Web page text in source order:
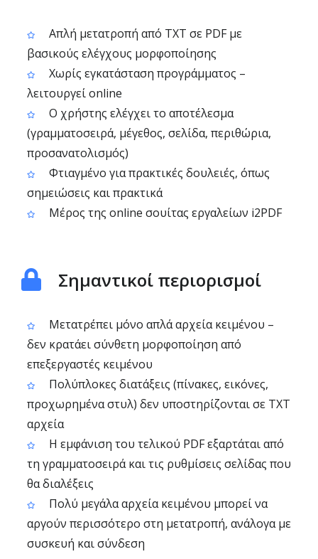
Απλή μετατροπή από TXT σε PDF με
βασικούς ελέγχους μορφοποίησης
Χωρίς εγκατάσταση προγράμματος –
λειτουργεί online
Ο χρήστης ελέγχει το αποτέλεσμα
(γραμματοσειρά, μέγεθος, σελίδα, περιθώρια,
προσανατολισμός)
Φτιαγμένο για πρακτικές δουλειές, όπως
σημειώσεις και πρακτικά
Μέρος της online σουίτας εργαλείων i2PDF
Σημαντικοί περιορισμοί
Μετατρέπει μόνο απλά αρχεία κειμένου –
δεν κρατάει σύνθετη μορφοποίηση από
επεξεργαστές κειμένου
Πολύπλοκες διατάξεις (πίνακες, εικόνες,
προχωρημένα στυλ) δεν υποστηρίζονται σε TXT
αρχεία
Η εμφάνιση του τελικού PDF εξαρτάται από
τη γραμματοσειρά και τις ρυθμίσεις σελίδας που
θα διαλέξεις
Πολύ μεγάλα αρχεία κειμένου μπορεί να
αργούν περισσότερο στη μετατροπή, ανάλογα με
συσκευή και σύνδεση